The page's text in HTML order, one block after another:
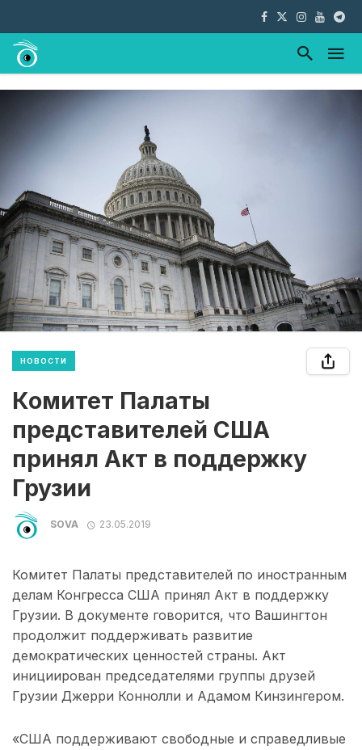
НОВОСТИ
Комитет Палаты
представителей США
принял Акт в поддержку
Грузии
SOVA 23.05.2019
Комитет Палаты представителей по иностранным
делам Конгресса США принял Акт в поддержку
Грузии. В документе говорится, что Вашингтон
продолжит поддерживать развитие
демократических ценностей страны. Акт
инициирован председателями группы друзей
Грузии Джерри Коннолли и Адамом Кинзингером.
«США поддерживают свободные и справедливые